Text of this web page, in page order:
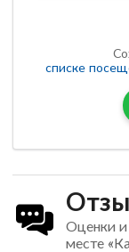
списке
Оценки и
месте